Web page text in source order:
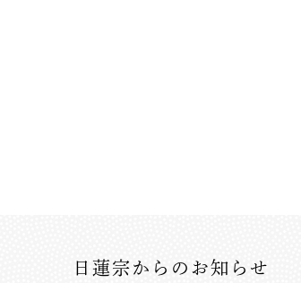
日蓮宗からのお知らせ